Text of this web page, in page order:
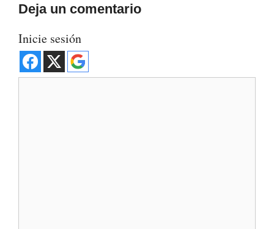
Deja un comentario
Inicie sesión